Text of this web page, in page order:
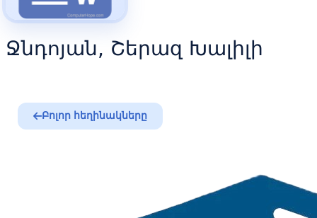
Ջնդոյան, Շերազ Խալիլի
Բոլոր հեղինակները